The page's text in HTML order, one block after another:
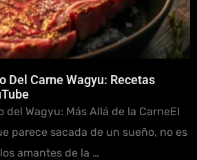
Del Carne Wagyu: Recetas
del Wagyu: Más Allá de la CarneEl
parece sacada de un sueño, no es
amantes de la …